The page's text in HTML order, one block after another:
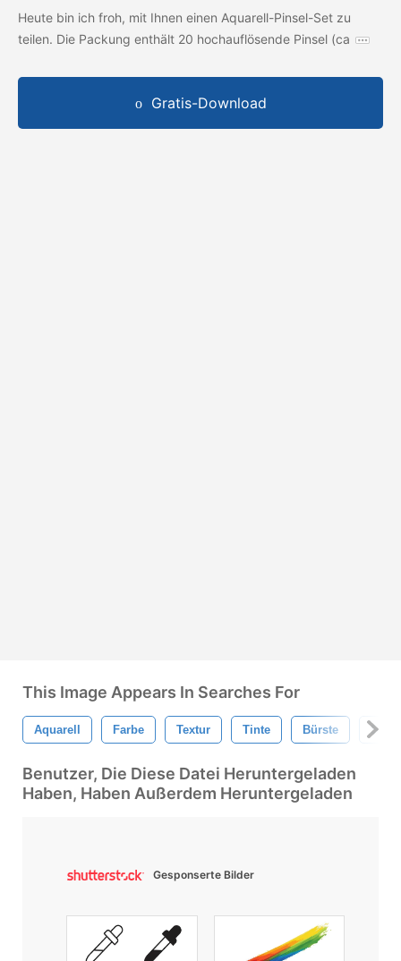
Heute bin ich froh, mit Ihnen einen Aquarell-Pinsel-Set zu
teilen. Die Packung enthält 20 hochauflösende Pinsel (ca
Gratis-Download
This Image Appears In Searches For
Aquarell Farbe Textur Tinte Bürste
Benutzer, Die Diese Datei Heruntergeladen
Haben, Haben Außerdem Heruntergeladen
Gesponserte Bilder